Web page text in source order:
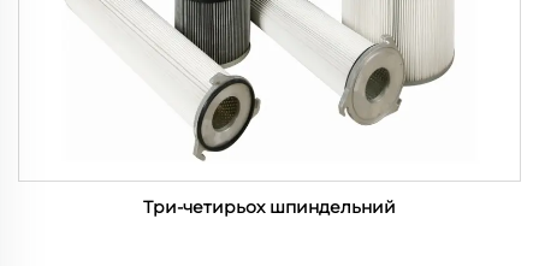
Три-четирьох шпиндельний